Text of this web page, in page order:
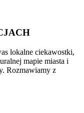
lokalne ciekawostki,
mapie miasta i
Rozmawiamy z